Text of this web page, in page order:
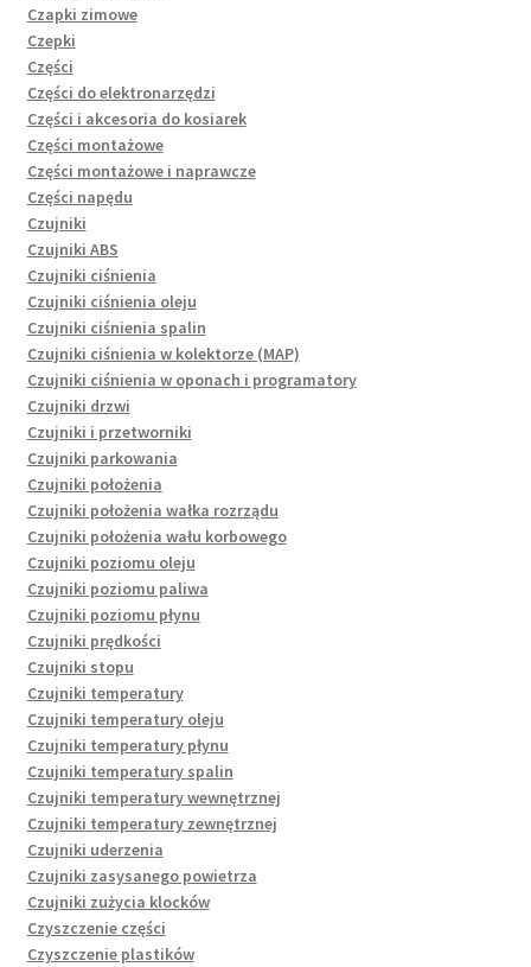
Czapki zimowe
Czepki
Części
Części do elektronarzędzi
Części i akcesoria do kosiarek
Części montażowe
Części montażowe i naprawcze
Części napędu
Czujniki
Czujniki ABS
Czujniki ciśnienia
Czujniki ciśnienia oleju
Czujniki ciśnienia spalin
Czujniki ciśnienia w kolektorze (MAP)
Czujniki ciśnienia w oponach i programatory
Czujniki drzwi
Czujniki i przetworniki
Czujniki parkowania
Czujniki położenia
Czujniki położenia wałka rozrządu
Czujniki położenia wału korbowego
Czujniki poziomu oleju
Czujniki poziomu paliwa
Czujniki poziomu płynu
Czujniki prędkości
Czujniki stopu
Czujniki temperatury
Czujniki temperatury oleju
Czujniki temperatury płynu
Czujniki temperatury spalin
Czujniki temperatury wewnętrznej
Czujniki temperatury zewnętrznej
Czujniki uderzenia
Czujniki zasysanego powietrza
Czujniki zużycia klocków
Czyszczenie części
Czyszczenie plastików